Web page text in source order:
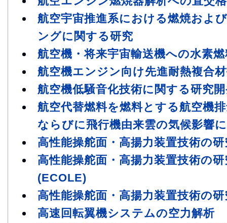
航空宇宙推進系における燃焼およ
ングに関する研究
航空機・将来宇宙輸送機への水素
航空機エンジン向け先進耐熱複合
航空機低騒音化技術に関する研究
航空代替燃料を燃料とする航空機
ならびに飛行機由来雲の気候影響
高性能操舵面・高揚力装置技術の研
高性能操舵面・高揚力装置技術の
(ECOLE)
高性能操舵面・高揚力装置技術の
高速回転翼機システムの空力解析